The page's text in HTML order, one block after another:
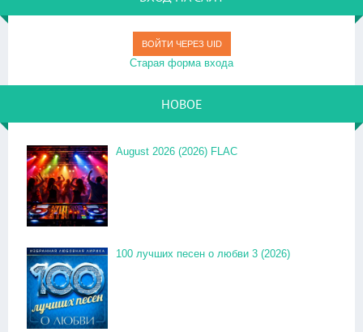
ВОЙТИ ЧЕРЕЗ UID
Старая форма входа
НОВОЕ
August 2026 (2026) FLAC
100 лучших песен о любви 3 (2026)